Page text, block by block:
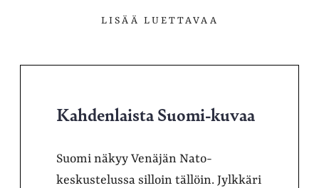
LISÄÄ LUETTAVAA
Kahdenlaista Suomi-kuvaa
Suomi näkyy Venäjän Nato-
keskustelussa silloin tällöin. Jylkkäri